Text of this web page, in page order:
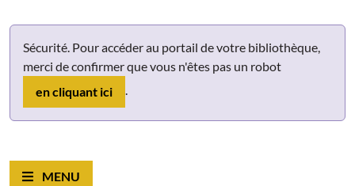
Sécurité. Pour accéder au portail de votre bibliothèque,
merci de confirmer que vous n'êtes pas un robot
en cliquant ici
.
Ouvrir le menu